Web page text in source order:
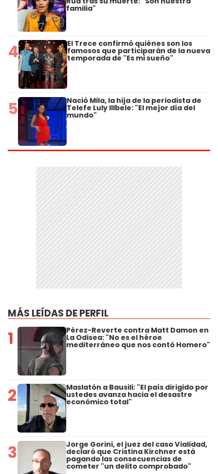
familia"
4 El Trece confirmó quiénes son los
famosos que participarán de la nueva
temporada de "Es mi sueño"
5 Nació Mila, la hija de la periodista de
Telefe Luly Illbele: "El mejor día del
mundo"
MÁS LEÍDAS DE PERFIL
1 Pérez-Reverte contra Matt Damon en
La Odisea: "No es el héroe
mediterráneo que nos contó Homero"
2 Maslatón a Bausili: "El país dirigido por
ustedes avanza hacia el desastre
económico total"
3 Jorge Gorini, el juez del caso Vialidad,
declaró que Cristina Kirchner está
pagando las consecuencias de
cometer "un delito comprobado"